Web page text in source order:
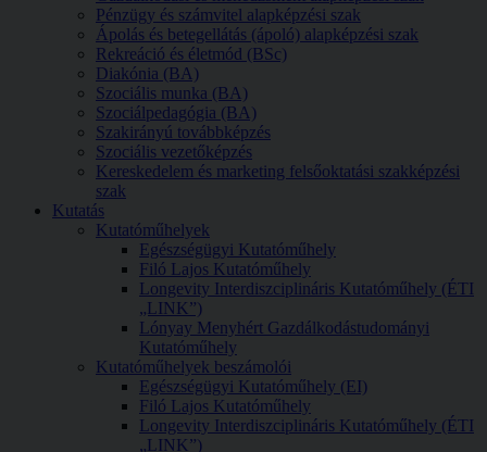
Pénzügy és számvitel alapképzési szak
Ápolás és betegellátás (ápoló) alapképzési szak
Rekreáció és életmód (BSc)
Diakónia (BA)
Szociális munka (BA)
Szociálpedagógia (BA)
Szakirányú továbbképzés
Szociális vezetőképzés
Kereskedelem és marketing felsőoktatási szakképzési
szak
Kutatás
Kutatóműhelyek
Egészségügyi Kutatóműhely
Filó Lajos Kutatóműhely
Longevity Interdiszciplináris Kutatóműhely (ÉTI
„LINK”)
Lónyay Menyhért Gazdálkodástudományi
Kutatóműhely
Kutatóműhelyek beszámolói
Egészségügyi Kutatóműhely (EI)
Filó Lajos Kutatóműhely
Longevity Interdiszciplináris Kutatóműhely (ÉTI
„LINK”)